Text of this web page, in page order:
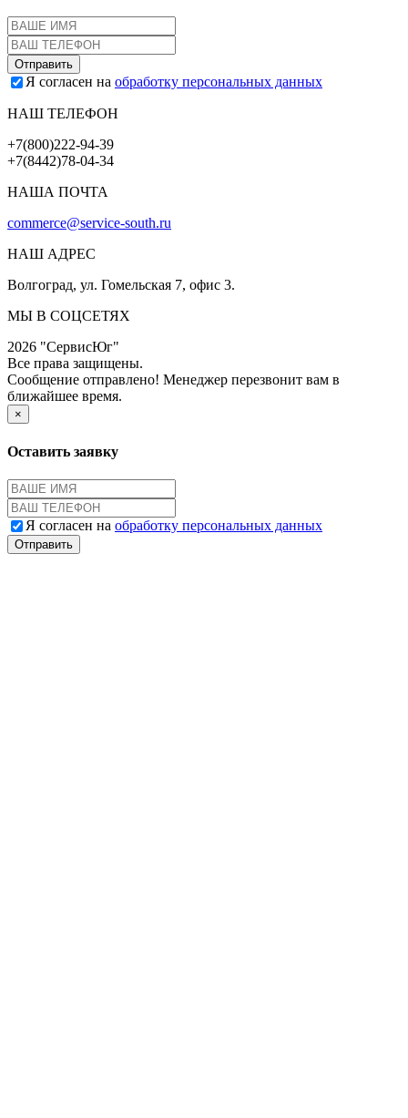
Я согласен на обработку персональных данных
НАШ ТЕЛЕФОН
+7(800)222-94-39
+7(8442)78-04-34
НАША ПОЧТА
commerce@service-south.ru
НАШ АДРЕС
Волгоград, ул. Гомельская 7, офис 3.
МЫ В СОЦСЕТЯХ
2026 "СервисЮг"
Все права защищены.
Сообщение отправлено! Менеджер перезвонит вам в
ближайшее время.
×
Оставить заявку
Я согласен на обработку персональных данных